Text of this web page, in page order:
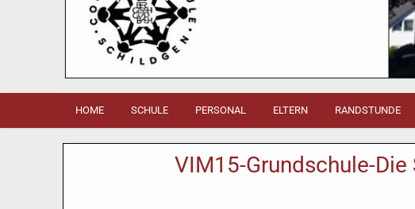
HOME SCHULE PERSONAL ELTERN RANDSTUNDE
VIM15-Grundschule-